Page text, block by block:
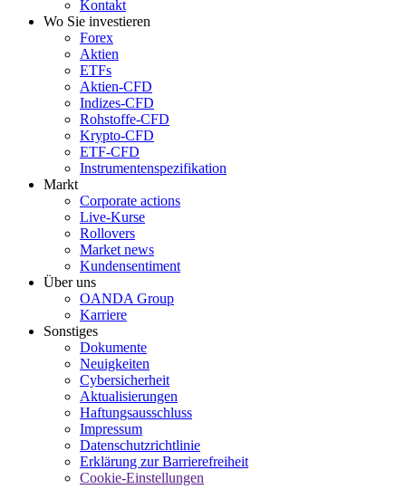
Kontakt
Wo Sie investieren
Forex
Aktien
ETFs
Aktien-CFD
Indizes-CFD
Rohstoffe-CFD
Krypto-CFD
ETF-CFD
Instrumentenspezifikation
Markt
Corporate actions
Live-Kurse
Rollovers
Market news
Kundensentiment
Über uns
OANDA Group
Karriere
Sonstiges
Dokumente
Neuigkeiten
Cybersicherheit
Aktualisierungen
Haftungsausschluss
Impressum
Datenschutzrichtlinie
Erklärung zur Barrierefreiheit
Cookie-Einstellungen